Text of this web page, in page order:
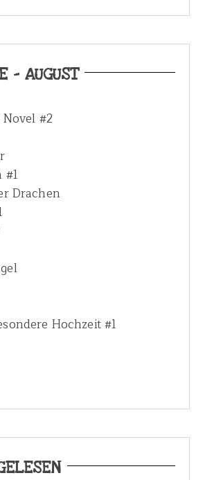
– AUGUST
#2
#1
Drachen
Hochzeit #1